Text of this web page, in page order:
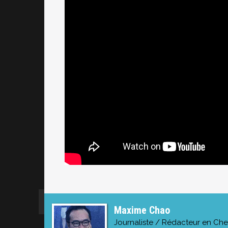
Maxime Chao
Journaliste / Rédacteur en